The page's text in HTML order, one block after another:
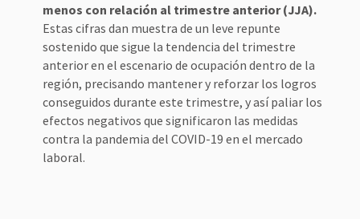
menos con relación al trimestre anterior (JJA).
Estas cifras dan muestra de un leve repunte
sostenido que sigue la tendencia del trimestre
anterior en el escenario de ocupación dentro de la
región, precisando mantener y reforzar los logros
conseguidos durante este trimestre, y así paliar los
efectos negativos que significaron las medidas
contra la pandemia del COVID-19 en el mercado
laboral.